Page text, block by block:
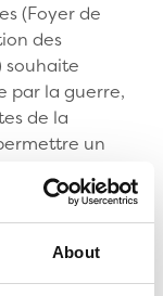
About
(Foyer de
des
souhaite
par la guerre,
de la
un
qui
en